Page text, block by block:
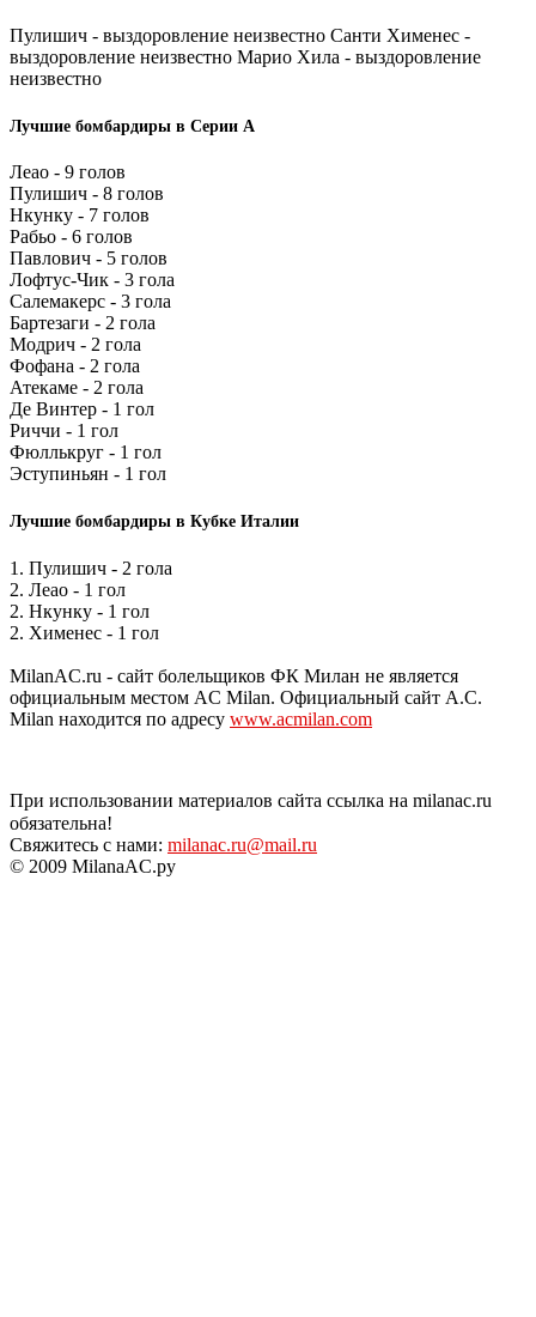
Пулишич - выздоровление неизвестно Санти Хименес -
выздоровление неизвестно Марио Хила - выздоровление
неизвестно
Лучшие бомбардиры в Серии А
Леао - 9 голов
Пулишич - 8 голов
Нкунку - 7 голов
Рабьо - 6 голов
Павлович - 5 голов
Лофтус-Чик - 3 гола
Салемакерс - 3 гола
Бартезаги - 2 гола
Модрич - 2 гола
Фофана - 2 гола
Атекаме - 2 гола
Де Винтер - 1 гол
Риччи - 1 гол
Фюллькруг - 1 гол
Эступиньян - 1 гол
Лучшие бомбардиры в Кубке Италии
1. Пулишич - 2 гола
2. Леао - 1 гол
2. Нкунку - 1 гол
2. Хименес - 1 гол
MilanAC.ru - сайт болельщиков ФК Милан не является
официальным местом AC Milan. Официальный сайт A.C.
Milan находится по адресу www.acmilan.com
При использовании материалов сайта ссылка на milanac.ru
обязательна!
Свяжитесь с нами: milanac.ru@mail.ru
© 2009 MilanaAC.ру